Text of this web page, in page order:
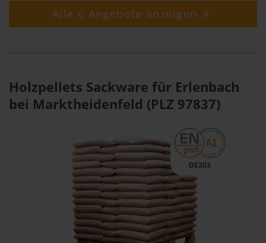
Alle 6 Angebote anzeigen
Holzpellets Sackware für Erlenbach
bei Marktheidenfeld (PLZ 97837)
DE303